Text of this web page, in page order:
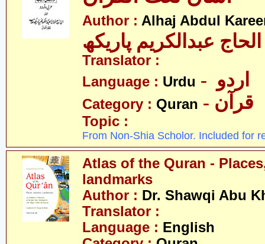
Author : Alhaj Abdul
Translator :
Language : Urdu
Category : Quran - قرآن
Topic :
From Non-Shia Scholor. Included for
Atlas of the Quran -
landmarks
Author : Dr. Shawqi Abu
Translator :
Language : English